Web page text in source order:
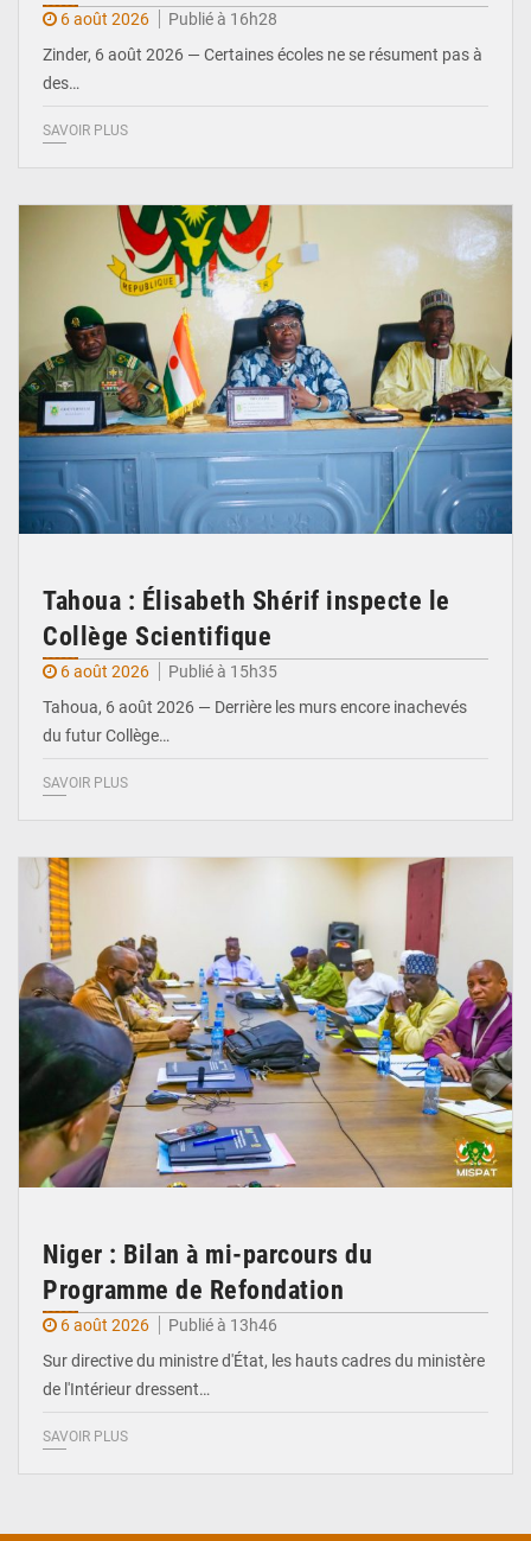
6 août 2026
Publié à 16h28
Zinder, 6 août 2026 — Certaines écoles ne se résument pas à
des…
SAVOIR PLUS
Tahoua : Élisabeth Shérif inspecte le
Collège Scientifique
6 août 2026
Publié à 15h35
Tahoua, 6 août 2026 — Derrière les murs encore inachevés
du futur Collège…
SAVOIR PLUS
Niger : Bilan à mi-parcours du
Programme de Refondation
6 août 2026
Publié à 13h46
Sur directive du ministre d'État, les hauts cadres du ministère
de l'Intérieur dressent…
SAVOIR PLUS